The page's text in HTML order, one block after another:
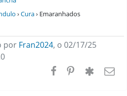
›Cura› Emaranhados
por Fran2024, o 02/17/25